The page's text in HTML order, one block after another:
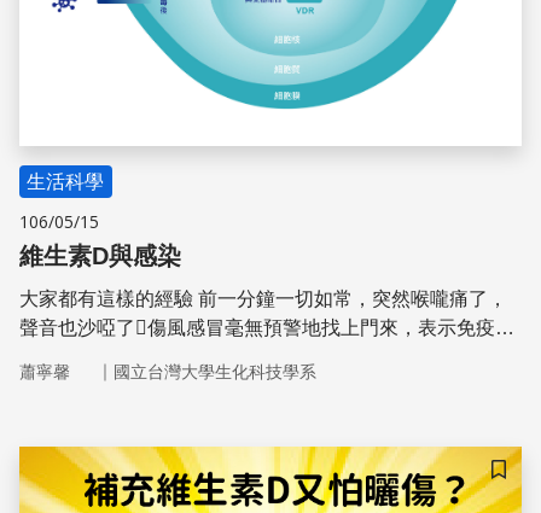
生活科學
106/05/15
維生素D與感染
大家都有這樣的經驗 前一分鐘一切如常，突然喉嚨痛了，
聲音也沙啞了傷風感冒毫無預警地找上門來，表示免疫系
的防禦力是先天免疫系統(innate immune system)，通常在
物的分子模式(Pathogen-associated molecular patterns)，
引發清除反應。如果這一關強健，應該可以免除病源生物的
擴散和症狀的惡化
蕭寧馨 ｜ 國立台灣大學生化科技學系
儲存